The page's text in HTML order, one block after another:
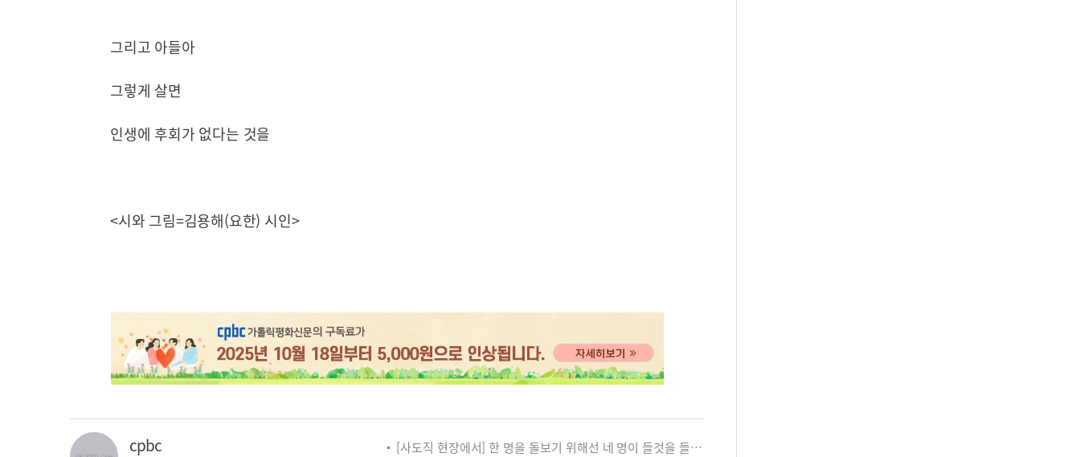
그리고 아들아
그렇게 살면
인생에 후회가 없다는 것을
<시와 그림=김용해(요한) 시인>
cpbc
[사도직 현장에서] 한 명을 돌보기 위해선 네 명이 들것을 들어야 합니다